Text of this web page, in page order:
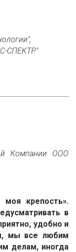
СПЕКТР"
Компании ООО
крепость».
в
удобно и
мы все любим
делам, иногда